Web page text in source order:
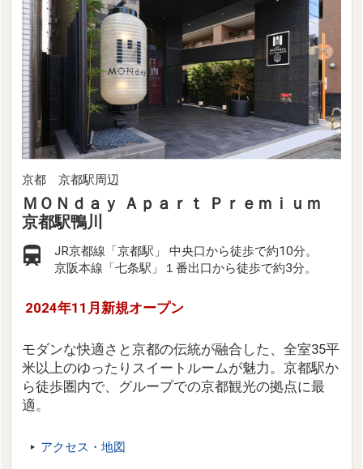
京都 京都駅周辺
ＭＯＮｄａｙ Ａｐａｒｔ Ｐｒｅｍｉｕｍ
京都駅鴨川
JR京都線「京都駅」 中央口から徒歩で約10分。
京阪本線「七条駅」１番出口から徒歩で約3分。
2024年11月新規オープン
モダンな快適さと京都の伝統が融合した、全室35平
米以上のゆったりスイートルームが魅力。京都駅か
ら徒歩圏内で、グループでの京都観光の拠点に最
適。
アクセス・地図